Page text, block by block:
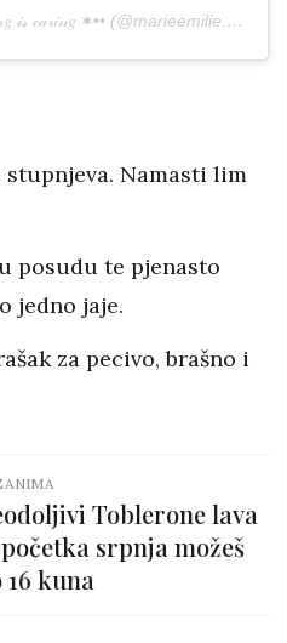
𝒾𝓈 𝒸𝒶𝓇𝒾𝓃𝑔 ✶•• (@marieemilie.marlin) on
stupnjeva. Namasti lim
posudu te pjenasto
jedno jaje.
za pecivo, brašno i
Toblerone lava
srpnja možeš
kuna